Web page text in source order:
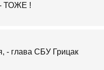
ТОЖЕ !
- глава СБУ Грицак